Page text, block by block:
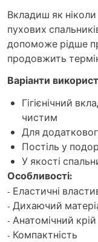
Вкладиш як
пухових
допоможе рідше
продовжить
Варіанти
Гігієнічний
чистим
Для
Постіль у
У якості
Особливості:
- Еластичні
- Дихаючий
- Анатомічний крій
- Компактність